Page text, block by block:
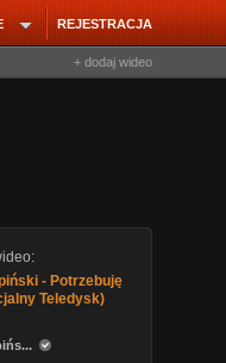
REJESTRACJA
+ dodaj wideo
- Potrzebuję
Teledysk)